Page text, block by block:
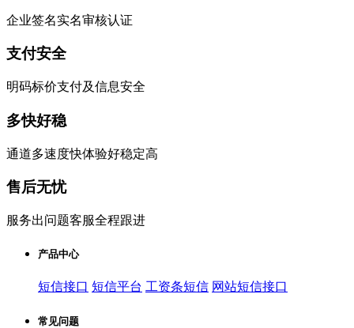
企业签名实名审核认证
支付安全
明码标价支付及信息安全
多快好稳
通道多速度快体验好稳定高
售后无忧
服务出问题客服全程跟进
产品中心
短信接口 短信平台 工资条短信 网站短信接口
常见问题